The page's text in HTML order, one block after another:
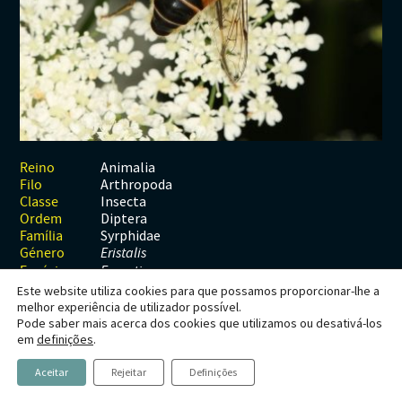
Reino
Animalia
Filo
Arthropoda
Classe
Insecta
Ordem
Diptera
Família
Syrphidae
Género
Eristalis
Espécie E. pertinax
Eristalis pertinax
Estatuto de Conservação: NE - Não Avaliado
Este website utiliza cookies para que possamos proporcionar-lhe a
melhor experiência de utilizador possível.
Pode saber mais acerca dos cookies que utilizamos ou desativá-los
em definições.
Aceitar Rejeitar Definições
ContactosArtrópodes
Aracnídeos
Crustáceos
Diplópodes
Cnidários
Cordados
Anfíbios
Tunicados
Equinodermes
Angiospérmicas
Briófitas
Gimnospérmicas
Pteridófitas
Fungos
Ascomicetes
Basidiomicetes
Anelídeos
Artrópodes
Braquiópodes
Cnidários
Peixes
Répteis
Plantas
Gimnospérmicas
Pteridófitas
Chromista
Glossário
Revista Naturae digital
Financiamento